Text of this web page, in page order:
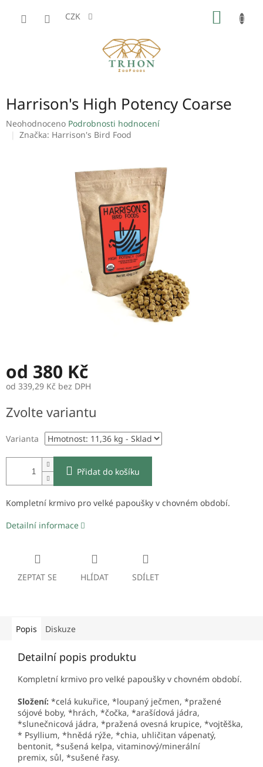
CZK
Harrison's High Potency Coarse
Průměrné
hodnocení
Neohodnoceno Podrobnosti hodnocení
Značka: Harrison's Bird Food
od 380 Kč
od 339,29 Kč bez DPH
cena:
Zvolte variantu
Varianta
Přidat do košíku
Kompletní krmivo pro velké papoušky v chovném období.
Detailní informace
ZEPTAT SE HLÍDAT SDÍLET
Popis Diskuze
Detailní popis produktu
Kompletní krmivo pro velké papoušky v chovném období.
Složení: *celá kukuřice, *loupaný ječmen, *pražené
sójové boby, *hrách, *čočka, *arašídová jádra,
*slunečnicová jádra, *pražená ovesná krupice, *vojtěška,
* Psyllium, *hnědá rýže, *chia, uhličitan vápenatý,
bentonit, *sušená kelpa, vitaminový/minerální
premix, sůl, *sušené řasy.